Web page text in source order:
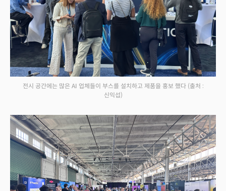
전시 공간에는 많은 AI 업체들이 부스를 설치하고 제품을 홍보 했다 (출처 :
신익섭)